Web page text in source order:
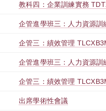
教科四：企業訓練實務
企管進學班三：人力資源
企管三：績效管理
企管進學班三：人力資源
企管三：績效管理
出席學術性會議